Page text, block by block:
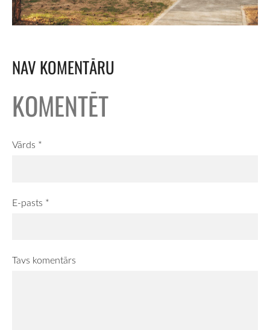
NAV KOMENTĀRU
KOMENTĒT
Vārds *
E-pasts *
Tavs komentārs